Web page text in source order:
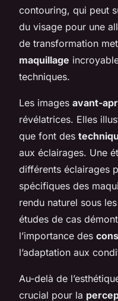
contouring, qui peut
du visage pour une
de transformation
maquillage
techniques.
Les images avant-
révélatrices. Elles
que font des
aux éclairages. Une
différents éclairages
spécifiques des
rendu naturel sous
études de cas
l’importance des
l’adaptation aux
Au-delà de
crucial pour la